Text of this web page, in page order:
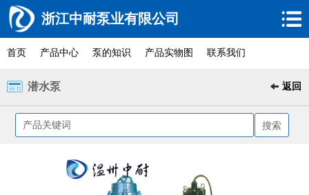
浙江中耐泵业有限公司
首页 产品中心 泵的知识 产品实物图 联系我们
潜水泵 返回